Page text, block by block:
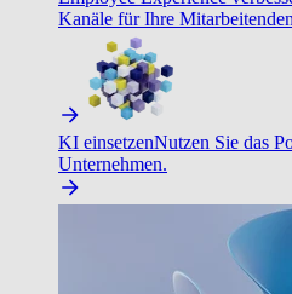
Kanäle für Ihre
KI einsetzenNutzen Sie das
Unternehmen.